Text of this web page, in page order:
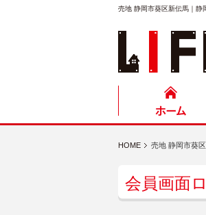
売地 静岡市葵区新伝馬｜静
HOME 売地 静岡市葵
会員画面